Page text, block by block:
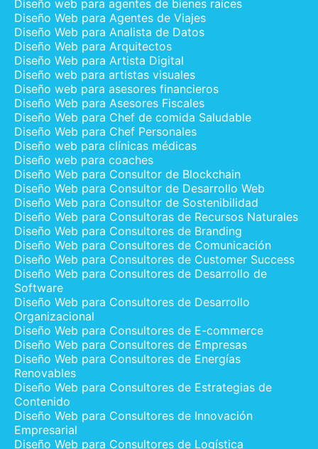
Diseño web para agentes de bienes raíces
Diseño Web para Agentes de Viajes
Diseño Web para Analista de Datos
Diseño Web para Arquitectos
Diseño Web para Artista Digital
Diseño web para artistas visuales
Diseño web para asesores financieros
Diseño Web para Asesores Fiscales
Diseño Web para Chef de comida Saludable
Diseño Web para Chef Personales
Diseño web para clínicas médicas
Diseño web para coaches
Diseño Web para Consultor de Blockchain
Diseño Web para Consultor de Desarrollo Web
Diseño Web para Consultor de Sostenibilidad
Diseño Web para Consultoras de Recursos Naturales
Diseño Web para Consultores de Branding
Diseño Web para Consultores de Comunicación
Diseño Web para Consultores de Customer Success
Diseño Web para Consultores de Desarrollo de
Software
Diseño Web para Consultores de Desarrollo
Organizacional
Diseño Web para Consultores de E-commerce
Diseño Web para Consultores de Empresas
Diseño Web para Consultores de Energías
Renovables
Diseño Web para Consultores de Estrategias de
Contenido
Diseño Web para Consultores de Innovación
Empresarial
Diseño Web para Consultores de Logística